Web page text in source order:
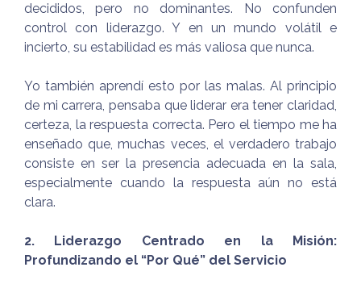
decididos, pero no dominantes. No confunden
control con liderazgo. Y en un mundo volátil e
incierto, su estabilidad es más valiosa que nunca.
Yo también aprendí esto por las malas. Al principio
de mi carrera, pensaba que liderar era tener claridad,
certeza, la respuesta correcta. Pero el tiempo me ha
enseñado que, muchas veces, el verdadero trabajo
consiste en ser la presencia adecuada en la sala,
especialmente cuando la respuesta aún no está
clara.
2. Liderazgo Centrado en la Misión:
Profundizando el “Por Qué” del Servicio